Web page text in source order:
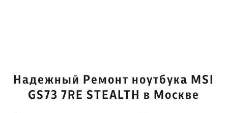
Надежный Ремонт ноутбука MSI
GS73 7RE STEALTH в Москве